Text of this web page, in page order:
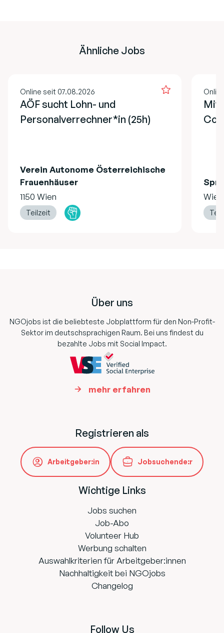
Ähnliche Jobs
Online seit 07.08.2026
AÖF sucht Lohn- und
Personalverrechner*in (25h)
Verein Autonome Österreichische
Frauenhäuser
1150 Wien
Teilzeit
Wien
Über uns
NGOjobs ist die beliebteste Jobplattform für den Non-Profit-
Sektor im deutschsprachigen Raum. Bei uns findest du
bezahlte Jobs mit Social Impact.
mehr erfahren
Registrieren als
Arbeitgeber:in Jobsuchende:r
Wichtige Links
Jobs suchen
Job-Abo
Volunteer Hub
Werbung schalten
Auswahlkriterien für Arbeitgeber:innen
Nachhaltigkeit bei NGOjobs
Changelog
Follow Us